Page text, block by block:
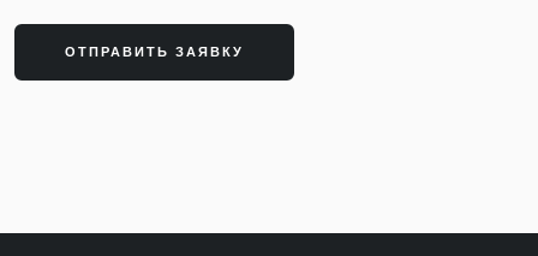
ОТПРАВИТЬ ЗАЯВКУ